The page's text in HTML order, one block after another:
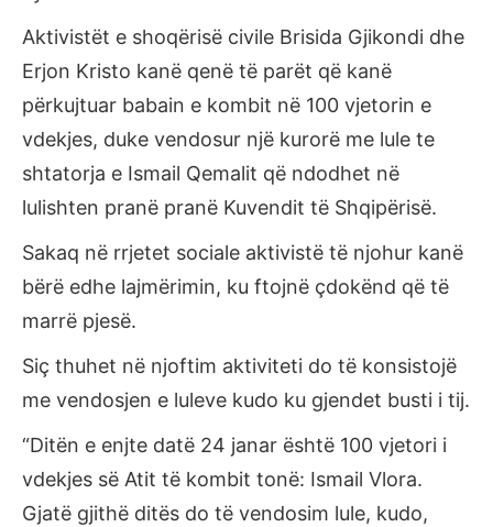
Aktivistët e shoqërisë civile Brisida Gjikondi dhe
Erjon Kristo kanë qenë të parët që kanë
përkujtuar babain e kombit në 100 vjetorin e
vdekjes, duke vendosur një kurorë me lule te
shtatorja e Ismail Qemalit që ndodhet në
lulishten pranë pranë Kuvendit të Shqipërisë.
Sakaq në rrjetet sociale aktivistë të njohur kanë
bërë edhe lajmërimin, ku ftojnë çdokënd që të
marrë pjesë.
Siç thuhet në njoftim aktiviteti do të konsistojë
me vendosjen e luleve kudo ku gjendet busti i tij.
“Ditën e enjte datë 24 janar është 100 vjetori i
vdekjes së Atit të kombit tonë: Ismail Vlora.
Gjatë gjithë ditës do të vendosim lule, kudo,